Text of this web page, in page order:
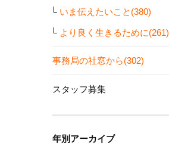
いま伝えたいこと(380)
より良く生きるために(261)
事務局の社窓から(302)
スタッフ募集
年別アーカイブ